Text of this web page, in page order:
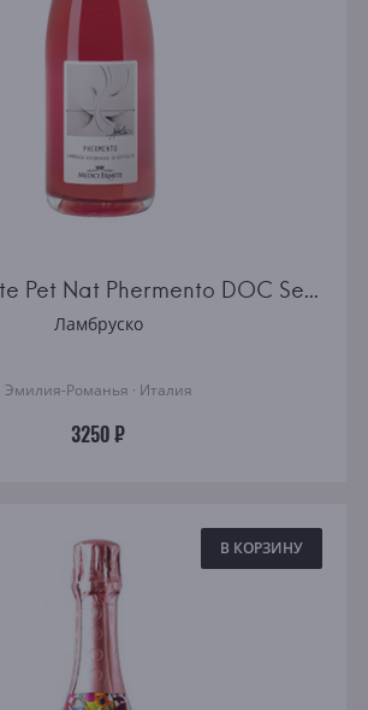
Medici Ermete Pet Nat Phermento DOC Secco
Ламбруско
Эмилия-Романья · Италия
3250 ₽
В КОРЗИНУ